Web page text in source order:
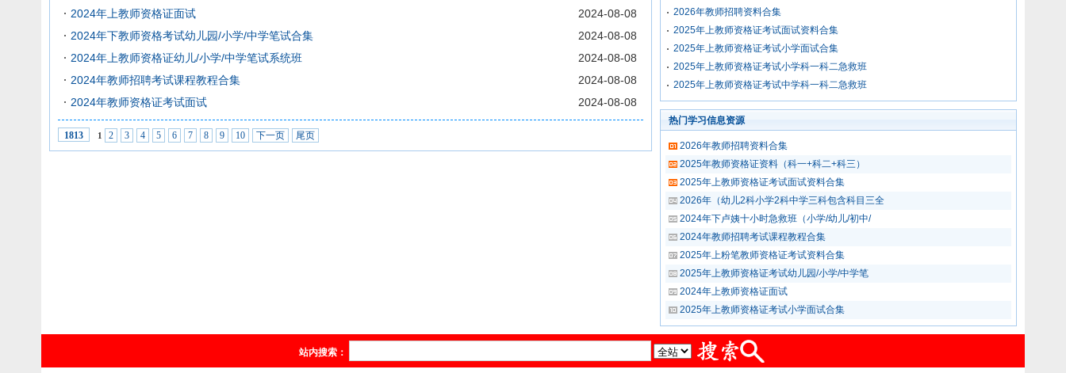
2024年上教师资格证面试
2024-08-08
2024年下教师资格考试幼儿园/小学/中学笔试合集
2024-08-08
2024年上教师资格证幼儿/小学/中学笔试系统班
2024-08-08
2024年教师招聘考试课程教程合集
2024-08-08
2024年教师资格证考试面试
2024-08-08
1813 1 2 3 4 5 6 7 8 9 10 下一页 尾页
2026年教师招聘资料合集
2025年上教师资格证考试面试资料合集
2025年上教师资格证考试小学面试合集
2025年上教师资格证考试小学科一科二急救班
2025年上教师资格证考试中学科一科二急救班
热门学习信息资源
2026年教师招聘资料合集
2025年教师资格证资料（科一+科二+科三）
2025年上教师资格证考试面试资料合集
2026年（幼儿2科小学2科中学三科包含科目三全
2024年下卢姨十小时急救班（小学/幼儿/初中/
2024年教师招聘考试课程教程合集
2025年上粉笔教师资格证考试资料合集
2025年上教师资格证考试幼儿园/小学/中学笔
2024年上教师资格证面试
2025年上教师资格证考试小学面试合集
站内搜索：